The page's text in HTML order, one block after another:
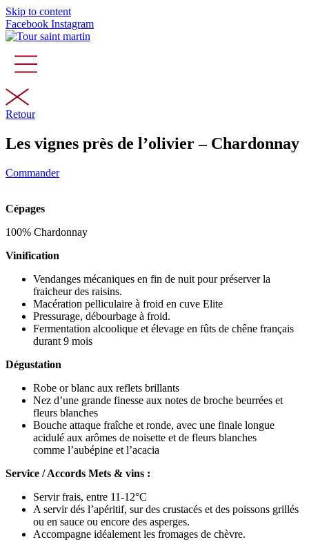
Skip to content
Facebook Instagram
Retour
Les vignes près de l’olivier – Chardonnay
Commander
Cépages
100% Chardonnay
Vinification
Vendanges mécaniques en fin de nuit pour préserver la
fraicheur des raisins.
Macération pelliculaire à froid en cuve Elite
Pressurage, débourbage à froid.
Fermentation alcoolique et élevage en fûts de chêne français
durant 9 mois
Dégustation
Robe or blanc aux reflets brillants
Nez d’une grande finesse aux notes de broche beurrées et
fleurs blanches
Bouche attaque fraîche et ronde, avec une finale longue
acidulé aux arômes de noisette et de fleurs blanches
comme l’aubépine et l’acacia
Service / Accords Mets & vins :
Servir frais, entre 11-12°C
A servir dés l’apéritif, sur des crustacés et des poissons grillés
ou en sauce ou encore des asperges.
Accompagne idéalement les fromages de chèvre.